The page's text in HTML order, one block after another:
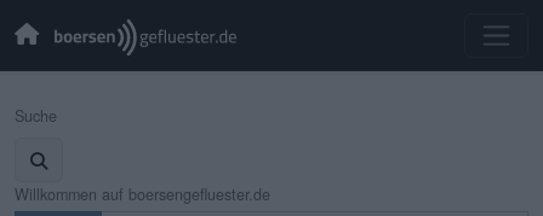
Suche
Willkommen auf boersengefluester.de